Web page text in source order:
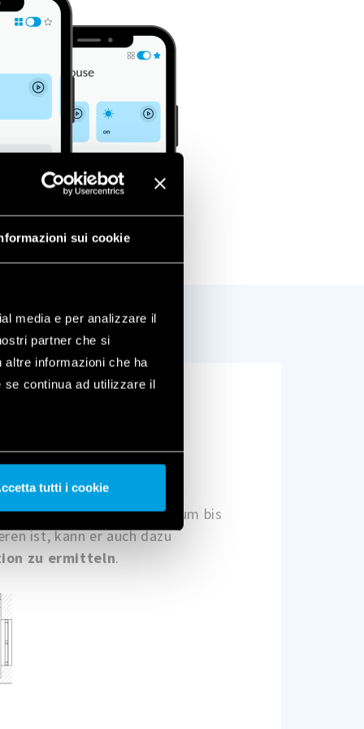
sui cookie
media e per analizzare il
partner che si
altre informazioni che ha
continua ad utilizzare il
tutti i cookie
Geräten verbessern und um bis
ist, kann er auch dazu
zu ermitteln.